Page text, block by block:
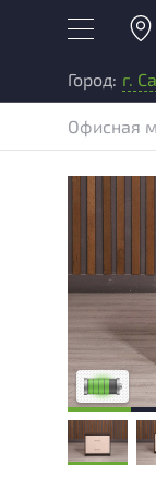
Город: г.
Офисная
У товара
следы
удобство
Низкая